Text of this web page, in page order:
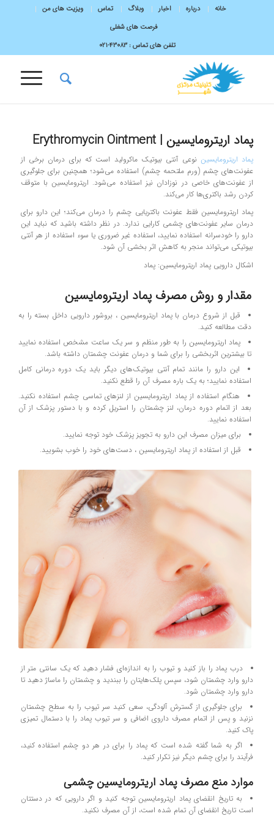
خانه درباره اخبار وبلاگ تماس
ویزیت های من
فرصت های شغلی
تلفن های تماس :43083-۰۲۱
پماد اریترومایسین | Erythromycin Ointment
پماد اریترومایسیننوعی آنتی بیوتیک ماکرولید است که برای درمان برخی از
عفونت‌های چشم (ورم ملتحمه چشم) استفاده می‌شود؛ همچنین برای جلوگیری
از عفونت‌های خاصی در نوزادان نیز استفاده می‌شود. اریترومایسین با متوقف
کردن رشد باکتری‌ها کار می‌کند.
پماد اریترومایسین فقط عفونت باکتریایی چشم را درمان می‌کند؛ این دارو برای
درمان سایر عفونت‌های چشمی کارایی ندارد. در نظر داشته باشید که نباید این
دارو را خودسرانه استفاده نمایید، استفاده غیر ضروری یا سوء استفاده از هر آنتی
بیوتیکی می‌تواند منجر به کاهش اثر بخشی آن شود.
اشکال دارویی پماد اریترومایسین: پماد
مقدار و روش مصرف پماد اریترومایسین
قبل از شروع درمان با پماد اریترومایسین ، بروشور دارویی داخل بسته را به
دقت مطالعه کنید.
پماد اریترومایسین را به طور منظم و سر یک ساعت مشخص استفاده نمایید
تا بیشترین اثربخشی را برای شما و درمان عفونت چشمتان داشته باشد.
این دارو را مانند تمام آنتی بیوتیک‌های دیگر باید یک دوره درمانی کامل
استفاده نمایید؛ به یک باره مصرف آن را قطع نکنید.
هنگام استفاده از پماد اریترومایسین از لنز‌های تماسی چشم استفاده نکنید.
بعد از اتمام دوره درمان، لنز چشمتان را استریل کرده و با دستور پزشک از آن
استفاده نمایید.
برای میزان مصرف این دارو به تجویز پزشک خود توجه نمایید.
قبل از استفاده از پماد اریترومایسین ، دست‌های خود را خوب بشویید.
درب پماد را باز کنید و تیوب را به اندازه‌ای فشار دهید که یک سانتی متر از
دارو وارد چشمتان شود، سپس پلک‌هایتان را ببندید و چشمتان را ماساژ دهید تا
دارو وارد چشمتان شود.
برای جلوگیری از گسترش آلودگی، سعی کنید سر تیوب را به سطح چشمتان
نزنید و پس از اتمام مصرف داروی اضافی و سر تیوب پماد را با دستمال تمیزی
پاک کنید.
اگر به شما گفته شده است که پماد را برای در هر دو چشم استفاده کنید،
فرآیند را برای چشم دیگر نیز تکرار کنید.
موارد منع مصرف پماد اریترومایسین چشمی
به تاریخ انقضای پماد اریترومایسین توجه کنید و اگر دارویی که در دستتان
است تاریخ انقضای آن تمام‌ شده است، از آن مصرف نکنید.